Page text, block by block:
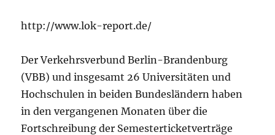
http://www.lok-report.de/
Der Verkehrsverbund Berlin-Brandenburg
(VBB) und insgesamt 26 Universitäten und
Hochschulen in beiden Bundesländern haben
in den vergangenen Monaten über die
Fortschreibung der Semesterticketverträge